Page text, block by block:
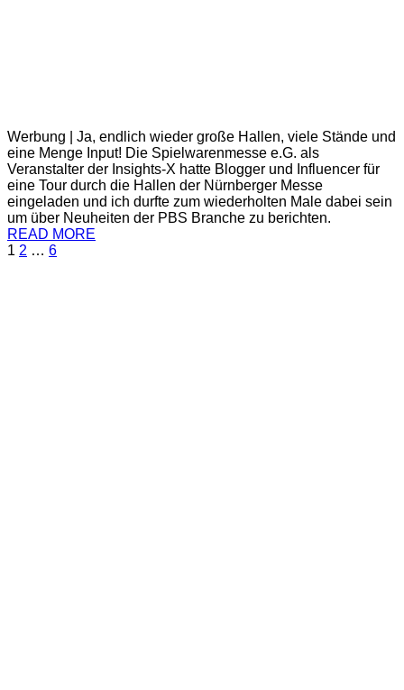
Werbung | Ja, endlich wieder große Hallen, viele Stände und
eine Menge Input! Die Spielwarenmesse e.G. als
Veranstalter der Insights-X hatte Blogger und Influencer für
eine Tour durch die Hallen der Nürnberger Messe
eingeladen und ich durfte zum wiederholten Male dabei sein
um über Neuheiten der PBS Branche zu berichten.
READ MORE
1 2 … 6